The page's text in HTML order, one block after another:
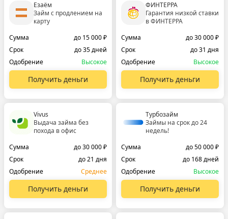
Езаём
Займ с продлением на
карту
Сумма
до 15 000 ₽
Срок
до 35 дней
Одобрение
Высокое
Получить деньги
ФИНТЕРРА
Гарантия низкой ставки
в ФИНТЕРРА
Сумма
до 30 000 ₽
Срок
до 31 дня
Одобрение
Высокое
Получить деньги
Vivus
Выдача займа без
похода в офис
Сумма
до 30 000 ₽
Срок
до 21 дня
Одобрение
Среднее
Получить деньги
Турбозайм
Займы на срок до 24
недель!
Сумма
до 50 000 ₽
Срок
до 168 дней
Одобрение
Высокое
Получить деньги